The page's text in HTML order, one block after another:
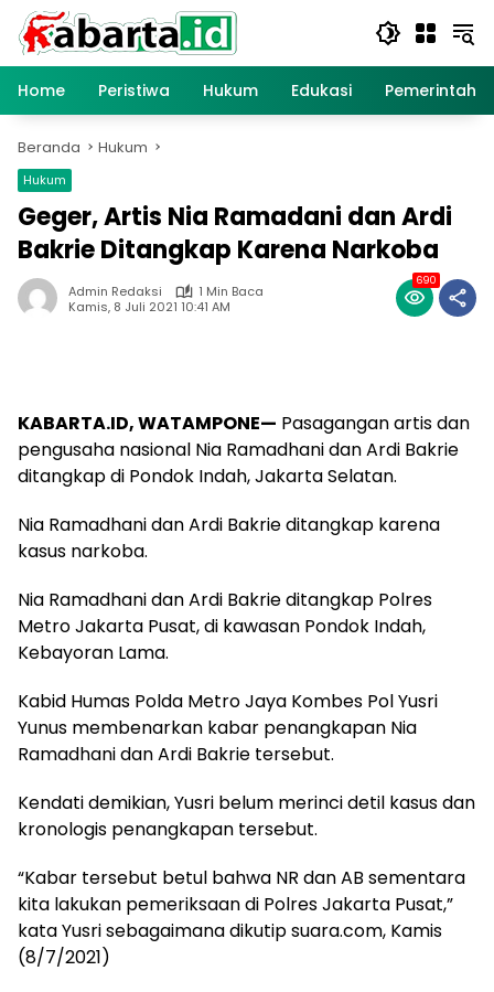
Langsung
konten
Home
Peristiwa Hukum Edukasi
Beranda Hukum
Hukum
Geger, Artis Nia Ramadani dan Ardi
Bakrie Ditangkap Karena Narkoba
Admin Redaksi
1 Min Baca
Kamis, 8 Juli 2021 10:41 AM
690
KABARTA.ID, WATAMPONE— Pasagangan artis dan
pengusaha nasional Nia Ramadhani dan Ardi Bakrie
ditangkap di Pondok Indah, Jakarta Selatan.
Nia Ramadhani dan Ardi Bakrie ditangkap karena
kasus narkoba.
Nia Ramadhani dan Ardi Bakrie ditangkap Polres
Metro Jakarta Pusat, di kawasan Pondok Indah,
Kebayoran Lama.
Kabid Humas Polda Metro Jaya Kombes Pol Yusri
Yunus membenarkan kabar penangkapan Nia
Ramadhani dan Ardi Bakrie tersebut.
Kendati demikian, Yusri belum merinci detil kasus dan
kronologis penangkapan tersebut.
“Kabar tersebut betul bahwa NR dan AB sementara
kita lakukan pemeriksaan di Polres Jakarta Pusat,”
kata Yusri sebagaimana dikutip suara.com, Kamis
(8/7/2021)